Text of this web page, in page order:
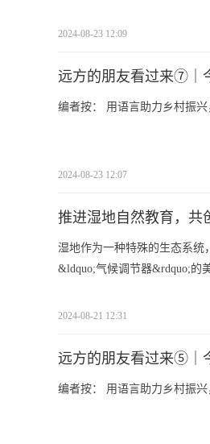
2024-08-23 12:09
远方的朋友看过来⑦｜
编者按： 用语言助力乡村振兴
2024-08-23 12:07
推进湿地自然教育，共
湿地作为一种特殊的生态系统
&ldquo;气候调节器&rdquo;的
2024-08-21 12:31
远方的朋友看过来⑤｜
编者按： 用语言助力乡村振兴